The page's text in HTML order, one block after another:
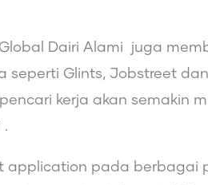
Dairi Alami juga
seperti Glints, Jobstreet
kerja akan semakin
.
pada berbagai